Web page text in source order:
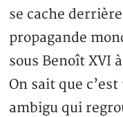
se cache
propagande
sous Benoît XVI
On sait que
ambigu qui